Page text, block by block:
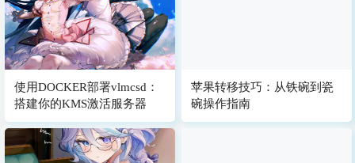
使用DOCKER部署vlmcsd：
搭建你的KMS激活服务器
苹果转移技巧：从铁碗到瓷
碗操作指南